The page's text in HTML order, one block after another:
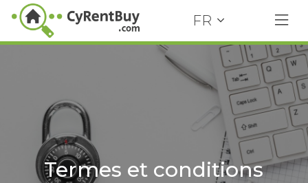
FR
Termes et conditions